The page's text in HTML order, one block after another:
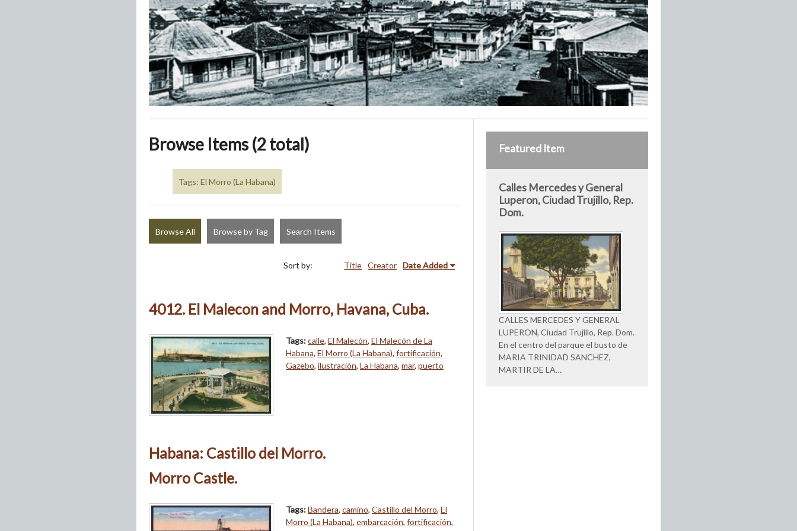
Browse Items (2 total)
Tags: El Morro (La Habana)
Browse All Browse by Tag Search Items
Sort by: Title Creator Date Added
4012. El Malecon and Morro, Havana, Cuba.
Tags:calle, El Malecón, El Malecón de La
Habana, El Morro (La Habana), fortificación,
Gazebo, ilustración, La Habana, mar, puerto
Habana: Castillo del Morro.
Morro Castle.
Tags:Bandera, camino, Castillo del Morro, El
Morro (La Habana), embarcación, fortificación,
Featured Item
Calles Mercedes y General
Luperon, Ciudad Trujillo, Rep.
Dom.
CALLES MERCEDES Y GENERAL
LUPERON, Ciudad Trujillo, Rep. Dom.
En el centro del parque el busto de
MARIA TRINIDAD SANCHEZ,
MARTIR DE LA…